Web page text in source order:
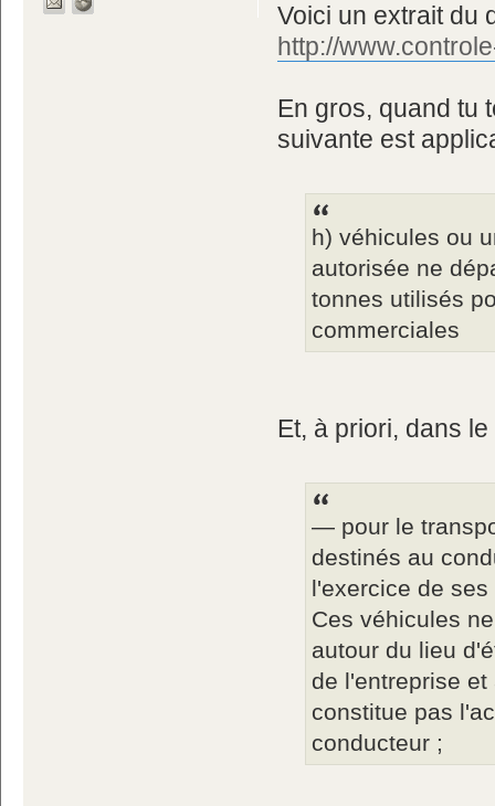
Voici un extrait du
http://
En gros, quand tu
suivante est
h) véhicules ou
autorisée ne
tonnes utilisés
commerciales
Et, à priori, dans
— pour le
destinés au
l'exercice de
Ces véhicules
autour du lieu
de l'entreprise
constitue pas
conducteur ;